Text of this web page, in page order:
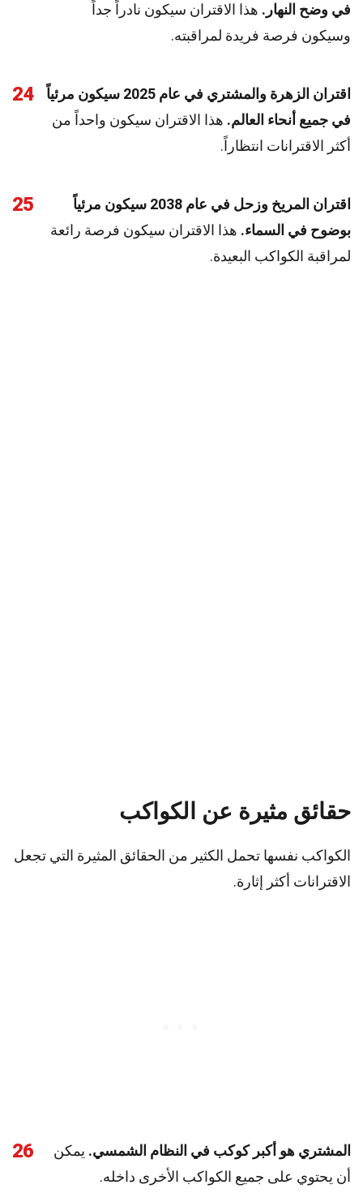
في وضح النهار. هذا الاقتران سيكون نادراً جداً
وسيكون فرصة فريدة لمراقبته.
24
اقتران الزهرة والمشتري في عام 2025 سيكون مرئياً
في جميع أنحاء العالم. هذا الاقتران سيكون واحداً من
أكثر الاقترانات انتظاراً.
25
اقتران المريخ وزحل في عام 2038 سيكون مرئياً
بوضوح في السماء. هذا الاقتران سيكون فرصة رائعة
لمراقبة الكواكب البعيدة.
حقائق مثيرة عن الكواكب
الكواكب نفسها تحمل الكثير من الحقائق المثيرة التي تجعل
الاقترانات أكثر إثارة.
26 المشتري هو أكبر كوكب في النظام الشمسي. يمكن
أن يحتوي على جميع الكواكب الأخرى داخله.